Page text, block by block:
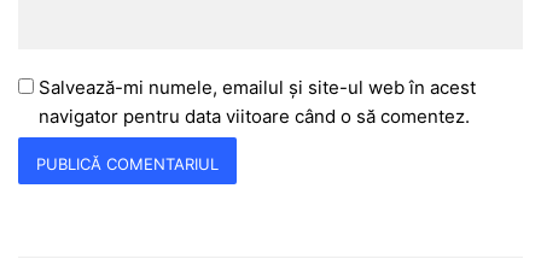
Salvează-mi numele, emailul și site-ul web în acest
navigator pentru data viitoare când o să comentez.